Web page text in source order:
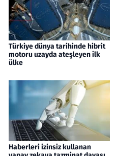
Türkiye dünya tarihinde hibrit
motoru uzayda ateşleyen ilk
ülke
Haberleri izinsiz kullanan